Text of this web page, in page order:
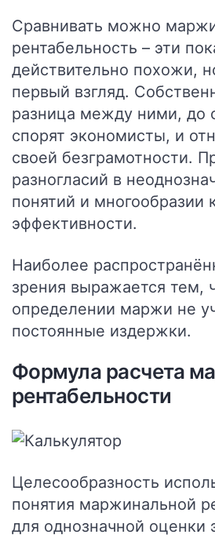
Сравнивать можно
рентабельность – эти
действительно похожи,
первый взгляд.
разница между ними, до
спорят экономисты, и
своей безграмотности.
разногласий в
понятий и многообразии
эффективности.
Наиболее
зрения выражается тем,
определении маржи не
постоянные издержки.
Формула расчета
рентабельности
Целесообразность
понятия маржинальной
для однозначной оценки